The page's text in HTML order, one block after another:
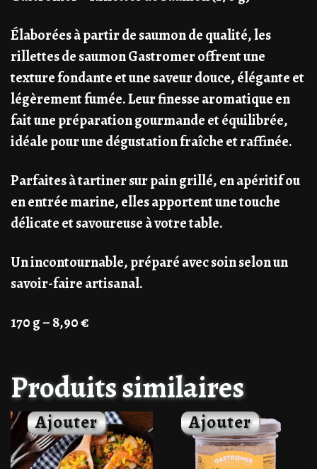
Élaborées à partir de saumon de qualité, les
rillettes de saumon Gastromer offrent une
texture fondante et une saveur douce, élégante et
légèrement fumée. Leur finesse aromatique en
fait une préparation gourmande et équilibrée,
idéale pour une dégustation fraîche et raffinée.
Parfaites à tartiner sur pain grillé, en apéritif ou
en entrée marine, elles apportent une touche
délicate et savoureuse à votre table.
Un incontournable, préparé avec soin selon un
savoir-faire artisanal.
170 g – 8,90 €
Produits similaires